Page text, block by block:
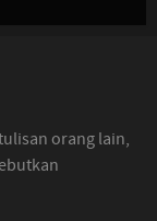
orang lain,